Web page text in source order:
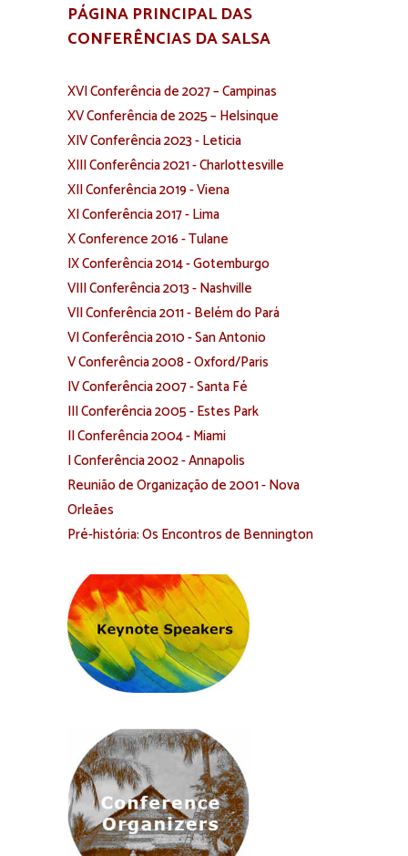
PÁGINA PRINCIPAL DAS
CONFERÊNCIAS DA SALSA
XVI Conferência de 2027 – Campinas
XV Conferência de 2025 – Helsinque
XIV Conferência 2023 - Leticia
XIII Conferência 2021 - Charlottesville
XII Conferência 2019 - Viena
XI Conferência 2017 - Lima
X Conference 2016 - Tulane
IX Conferência 2014 - Gotemburgo
VIII Conferência 2013 - Nashville
VII Conferência 2011 - Belém do Pará
VI Conferência 2010 - San Antonio
V Conferência 2008 - Oxford/Paris
IV Conferência 2007 - Santa Fé
III Conferência 2005 - Estes Park
II Conferência 2004 - Miami
I Conferência 2002 - Annapolis
Reunião de Organização de 2001 - Nova
Orleães
Pré-história: Os Encontros de Bennington